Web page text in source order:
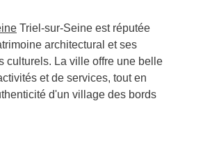
Triel-sur-Seine est réputée
architectural et ses
culturels. La ville offre une belle
et de services, tout en
d'un village des bords